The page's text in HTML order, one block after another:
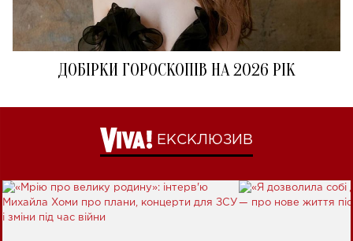
ДОБІРКИ ГОРОСКОПІВ НА 2026 РІК
ЕКСКЛЮЗИВ